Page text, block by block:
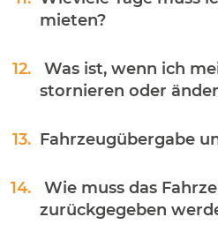
mieten?
12.
Was ist, wenn ich
stornieren oder
13. Fahrzeugübergabe
14.
Wie muss das
zurückgegeben